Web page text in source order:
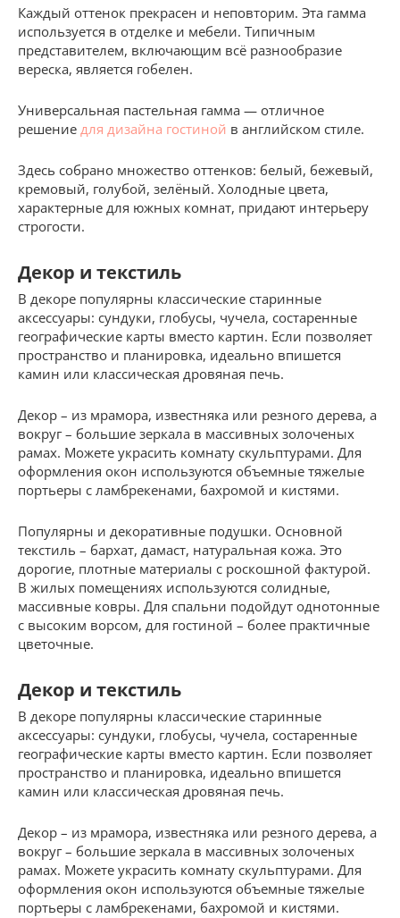
Каждый оттенок прекрасен и неповторим. Эта гамма
используется в отделке и мебели. Типичным
представителем, включающим всё разнообразие
вереска, является гобелен.
Универсальная пастельная гамма — отличное
решение для дизайна гостиной в английском стиле.
Здесь собрано множество оттенков: белый, бежевый,
кремовый, голубой, зелёный. Холодные цвета,
характерные для южных комнат, придают интерьеру
строгости.
Декор и текстиль
В декоре популярны классические старинные
аксессуары: сундуки, глобусы, чучела, состаренные
географические карты вместо картин. Если позволяет
пространство и планировка, идеально впишется
камин или классическая дровяная печь.
Декор – из мрамора, известняка или резного дерева, а
вокруг – большие зеркала в массивных золоченых
рамах. Можете украсить комнату скульптурами. Для
оформления окон используются объемные тяжелые
портьеры с ламбрекенами, бахромой и кистями.
Популярны и декоративные подушки. Основной
текстиль – бархат, дамаст, натуральная кожа. Это
дорогие, плотные материалы с роскошной фактурой.
В жилых помещениях используются солидные,
массивные ковры. Для спальни подойдут однотонные
с высоким ворсом, для гостиной – более практичные
цветочные.
Декор и текстиль
В декоре популярны классические старинные
аксессуары: сундуки, глобусы, чучела, состаренные
географические карты вместо картин. Если позволяет
пространство и планировка, идеально впишется
камин или классическая дровяная печь.
Декор – из мрамора, известняка или резного дерева, а
вокруг – большие зеркала в массивных золоченых
рамах. Можете украсить комнату скульптурами. Для
оформления окон используются объемные тяжелые
портьеры с ламбрекенами, бахромой и кистями.